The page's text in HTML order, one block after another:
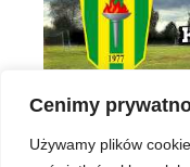
Cenimy
Używamy plików